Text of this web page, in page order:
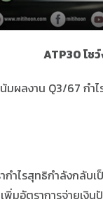
ATP30 โช
ผลงาน Q3/67 กำ
กำไรสุทธิกำลังกลั
อัตราการจ่ายเงิ